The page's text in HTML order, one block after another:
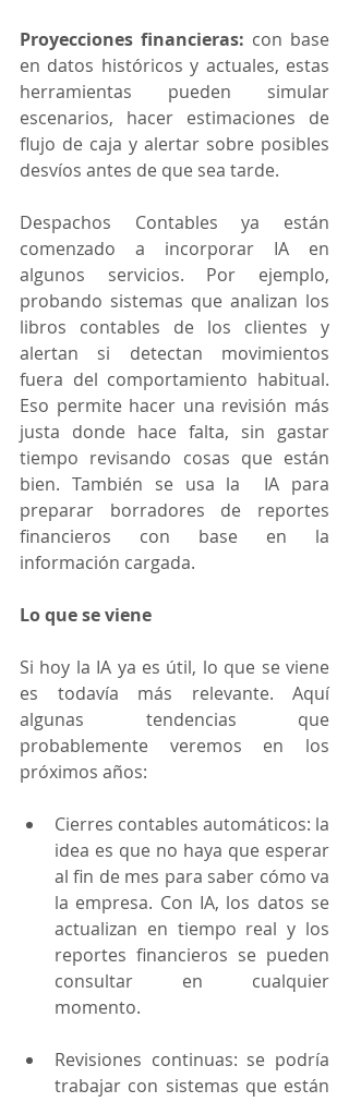
Proyecciones financieras: con base
en datos históricos y actuales, estas
herramientas pueden simular
escenarios, hacer estimaciones de
flujo de caja y alertar sobre posibles
desvíos antes de que sea tarde.
Despachos Contables ya están
comenzado a incorporar IA en
algunos servicios. Por ejemplo,
probando sistemas que analizan los
libros contables de los clientes y
alertan si detectan movimientos
fuera del comportamiento habitual.
Eso permite hacer una revisión más
justa donde hace falta, sin gastar
tiempo revisando cosas que están
bien. También se usa la  IA para
preparar borradores de reportes
financieros con base en la
información cargada.
Lo que se viene
Si hoy la IA ya es útil, lo que se viene
es todavía más relevante. Aquí
algunas tendencias que
probablemente veremos en los
próximos años:
Cierres contables automáticos: la
idea es que no haya que esperar
al fin de mes para saber cómo va
la empresa. Con IA, los datos se
actualizan en tiempo real y los
reportes financieros se pueden
consultar en cualquier
momento.
Revisiones continuas: se podría
trabajar con sistemas que están